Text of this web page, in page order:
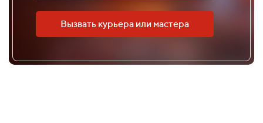
Вызвать курьера или мастера